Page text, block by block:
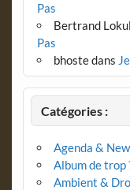
Pas
Bertrand
Pas
bhostedans
Catégories :
Agenda &
Album de trop
Ambient &